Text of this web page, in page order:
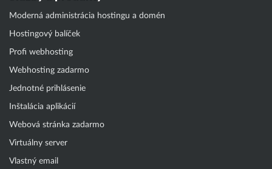
Moderná administrácia hostingu a domén
Hostingový balíček
Profi webhosting
Webhosting zadarmo
Jednotné prihlásenie
Inštalácia aplikácií
Webová stránka zadarmo
Virtuálny server
Vlastný email